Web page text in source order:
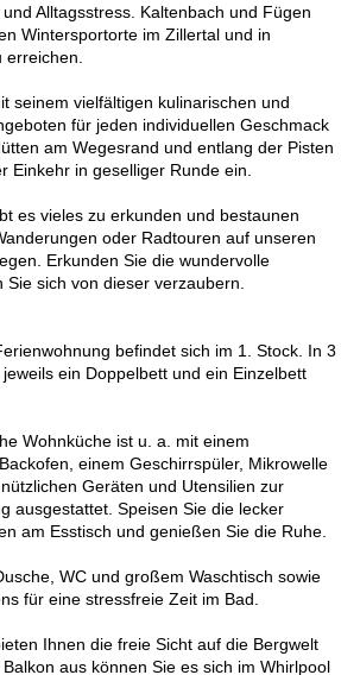
Alltagsstress. Kaltenbach und Fügen
Wintersportorte im Zillertal und in
seinem vielfältigen kulinarischen und
für jeden individuellen Geschmack
am Wegesrand und entlang der Pisten
Einkehr in geselliger Runde ein.
es vieles zu erkunden und bestaunen
oder Radtouren auf unseren
Erkunden Sie die wundervolle
Sie sich von dieser verzaubern.
befindet sich im 1. Stock. In 3
ein Doppelbett und ein Einzelbett
Wohnküche ist u. a. mit einem
einem Geschirrspüler, Mikrowelle
Geräten und Utensilien zur
ausgestattet. Speisen Sie die lecker
am Esstisch und genießen Sie die Ruhe.
WC und großem Waschtisch sowie
für eine stressfreie Zeit im Bad.
Ihnen die freie Sicht auf die Bergwelt
aus können Sie es sich im Whirlpool